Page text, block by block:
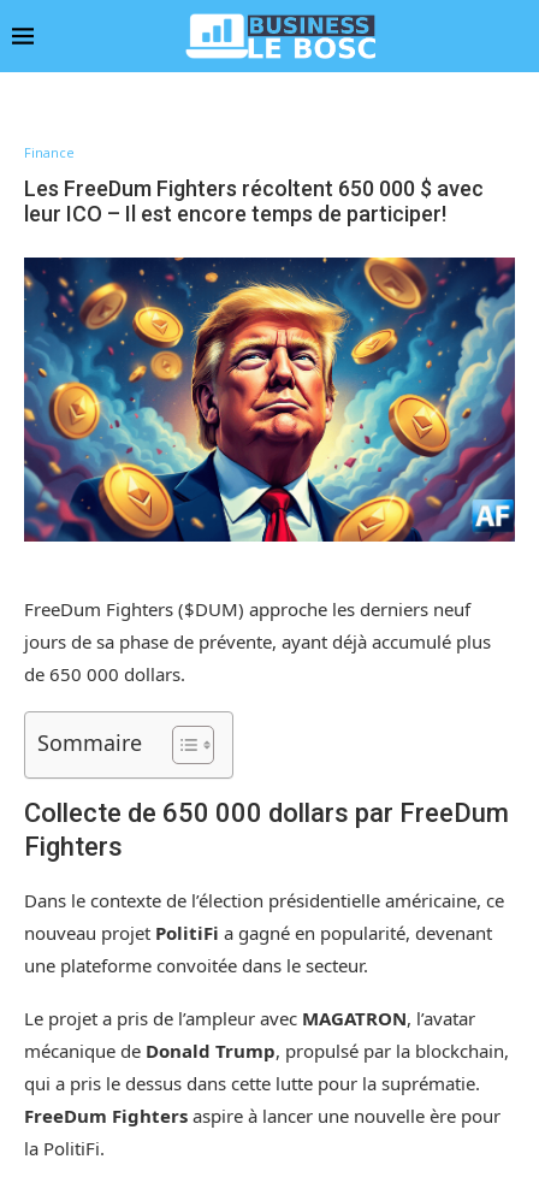
Finance
Les FreeDum Fighters récoltent 650 000 $ avec
leur ICO – Il est encore temps de participer!
FreeDum Fighters ($DUM) approche les derniers neuf
jours de sa phase de prévente, ayant déjà accumulé plus
de 650 000 dollars.
Sommaire
Collecte de 650 000 dollars par FreeDum
Fighters
Dans le contexte de l’élection présidentielle américaine, ce
nouveau projet PolitiFi a gagné en popularité, devenant
une plateforme convoitée dans le secteur.
Le projet a pris de l’ampleur avec MAGATRON, l’avatar
mécanique de Donald Trump, propulsé par la blockchain,
qui a pris le dessus dans cette lutte pour la suprématie.
FreeDum Fighters aspire à lancer une nouvelle ère pour
la PolitiFi.